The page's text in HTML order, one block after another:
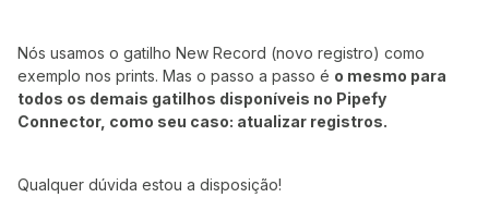
Nós usamos o gatilho New Record (novo registro) como
exemplo nos prints. Mas o passo a passo é o mesmo para
todos os demais gatilhos disponíveis no Pipefy
Connector, como seu caso: atualizar registros.
Qualquer dúvida estou a disposição!